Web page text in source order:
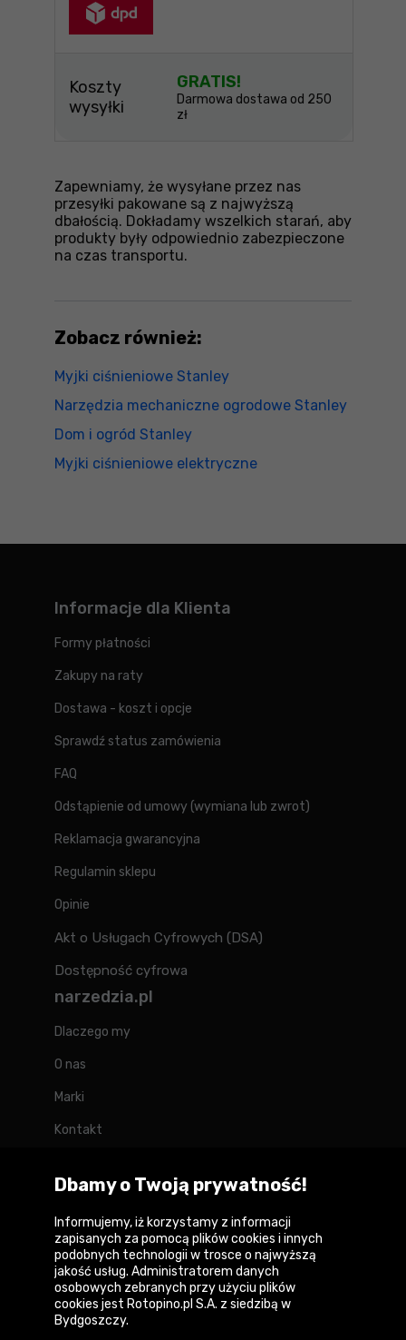
Koszty
wysyłki
GRATIS!
Darmowa dostawa od 250
zł
Zapewniamy, że wysyłane przez nas
przesyłki pakowane są z najwyższą
dbałością. Dokładamy wszelkich starań, aby
produkty były odpowiednio zabezpieczone
na czas transportu.
Zobacz również:
Myjki ciśnieniowe Stanley
Narzędzia mechaniczne ogrodowe Stanley
Dom i ogród Stanley
Myjki ciśnieniowe elektryczne
Informacje dla Klienta
Formy płatności
Zakupy na raty
Dostawa - koszt i opcje
Sprawdź status zamówienia
FAQ
Odstąpienie od umowy (wymiana lub zwrot)
Reklamacja gwarancyjna
Regulamin sklepu
Opinie
Akt o Usługach Cyfrowych (DSA)
Dostępność cyfrowa
narzedzia.pl
Dlaczego my
O nas
Marki
Kontakt
Forum
Copyright © 2026
Polityka prywatności i zasady korzystania z
serwisu
Dbamy o Twoją prywatność!
Informujemy, iż korzystamy z informacji
zapisanych za pomocą plików cookies i innych
podobnych technologii w trosce o najwyższą
jakość usług. Administratorem danych
osobowych zebranych przy użyciu plików
cookies jest Rotopino.pl S.A. z siedzibą w
Bydgoszczy.